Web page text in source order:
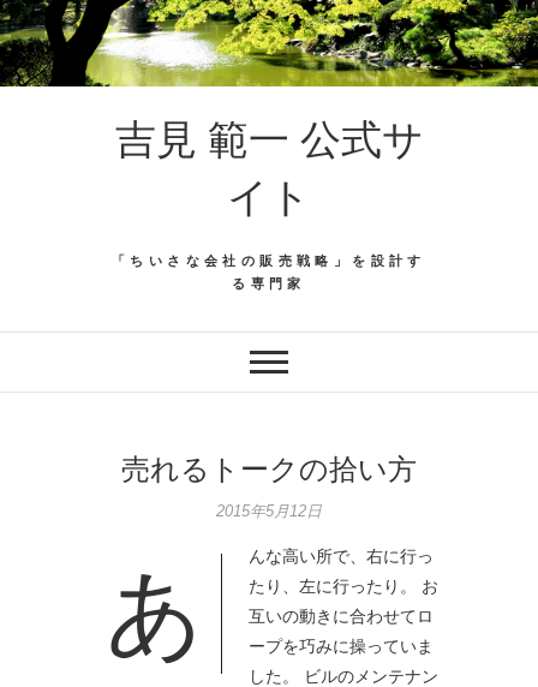
吉見 範一 公式サ
イト
「ちいさな会社の販売戦略」を設計す
る専門家
売れるトークの拾い方
2015年5月12日
あ
んな高い所で、右に行っ
たり、左に行ったり。 お
互いの動きに合わせてロ
ープを巧みに操っていま
した。 ビルのメンテナン